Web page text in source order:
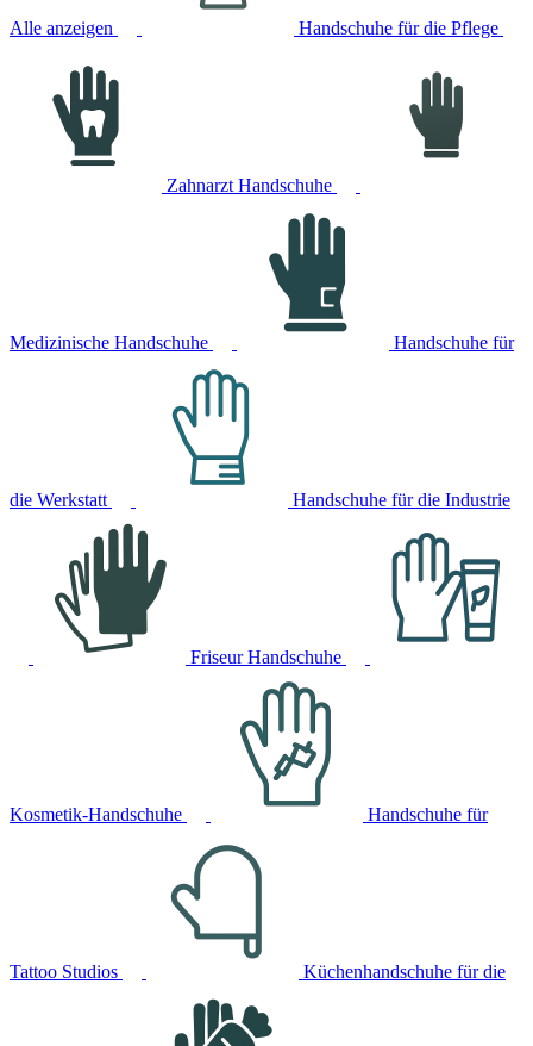
Alle anzeigen Handschuhe für die Pflege
Zahnarzt Handschuhe
Medizinische Handschuhe Handschuhe für
die Werkstatt Handschuhe für die Industrie
Friseur Handschuhe
Kosmetik-Handschuhe Handschuhe für
Tattoo Studios Küchenhandschuhe für die